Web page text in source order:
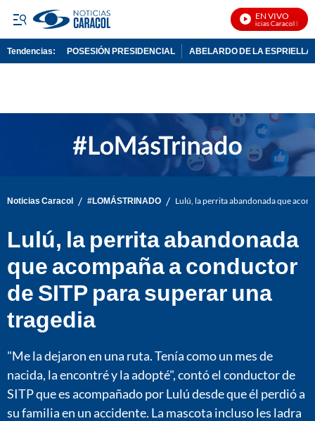
EN VIVO
Noticias Caracol En
Tendencias: POSESIÓN PRESIDENCIAL ABELARDO DE LA ESPRIELLA
Noticias Caracol / #LOMÁSTRINADO / Lulú, la perrita abandonada que
Lulú, la perrita abandonada
que acompaña a conductor
de SITP para superar una
tragedia
"Me la dejaron en una ruta. Tenía como un mes de
nacida, la encontré y la adopté", contó el conductor de
SITP que es acompañado por Lulú desde que él perdió a
su familia en un accidente. La mascota incluso les ladra